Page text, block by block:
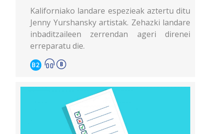
Kaliforniako landare espezieak aztertu ditu
Jenny Yurshansky artistak. Zehazki landare
inbaditzaileen zerrendan ageri direnei
erreparatu die.
B2